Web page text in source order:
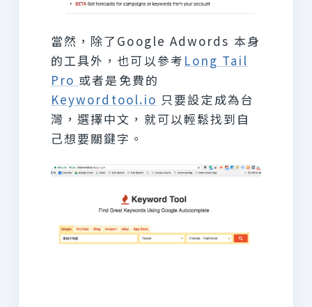
當然，除了Google Adwords 本身
的工具外，也可以參考 Long Tail
Pro 或者是免費的
Keywordtool.io 只要設定成為台
灣，選擇中文，就可以輕鬆找到自
己想要關鍵字。